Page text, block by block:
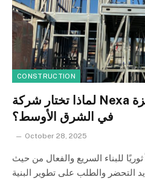
CONSTRUCTION
لماذا تختار شركة Nexa لتوريد المباني الجاهزة
في الشرق الأوسط؟
October 28, 2025
للبناء السريع والفعال من حيث
التحضر والطلب على تطوير البنية